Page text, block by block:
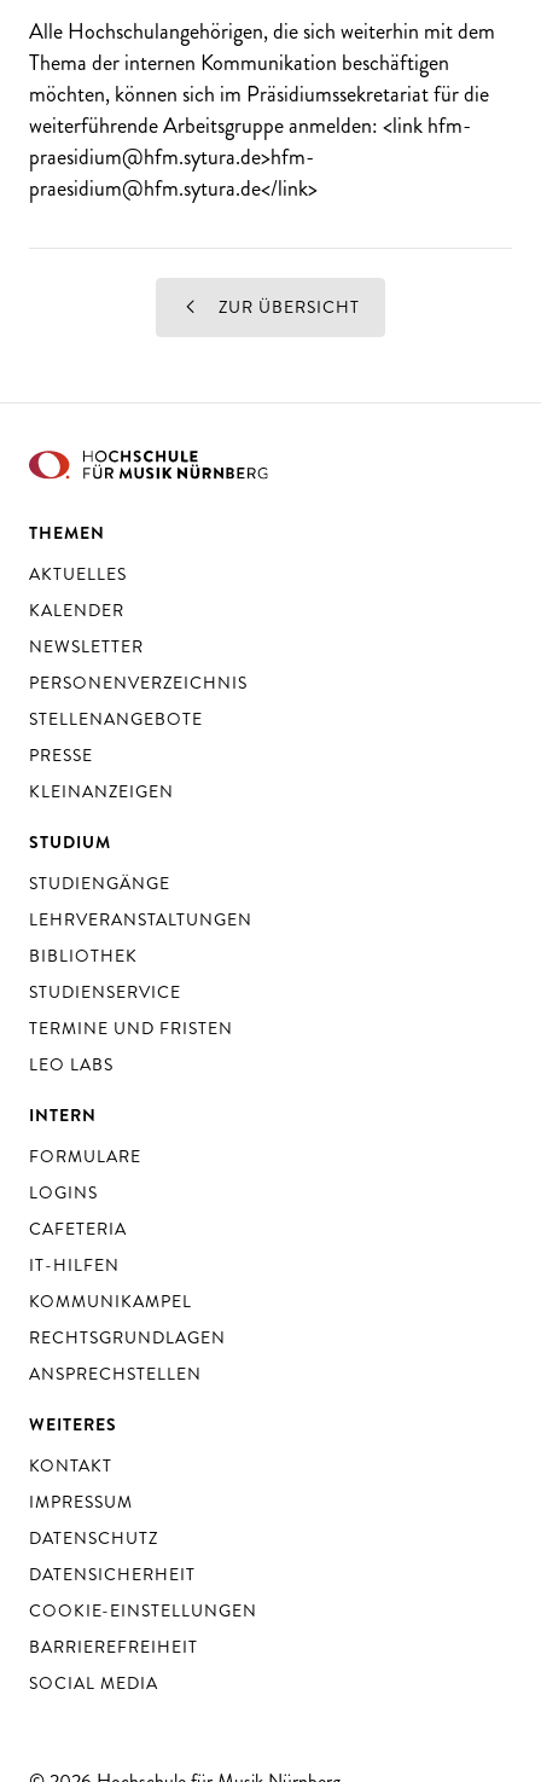
Alle Hochschulangehörigen, die sich weiterhin mit dem
Thema der internen Kommunikation beschäftigen
möchten, können sich im Präsidiumssekretariat für die
weiterführende Arbeitsgruppe anmelden: <link hfm-
praesidium@hfm.sytura.de>hfm-
praesidium@hfm.sytura.de</link>
ZUR ÜBERSICHT
THEMEN
AKTUELLES
KALENDER
NEWSLETTER
PERSONENVERZEICHNIS
STELLENANGEBOTE
PRESSE
KLEINANZEIGEN
STUDIUM
STUDIENGÄNGE
LEHRVERANSTALTUNGEN
BIBLIOTHEK
STUDIENSERVICE
TERMINE UND FRISTEN
LEO LABS
INTERN
FORMULARE
LOGINS
CAFETERIA
IT-HILFEN
KOMMUNIKAMPEL
RECHTSGRUNDLAGEN
ANSPRECHSTELLEN
WEITERES
KONTAKT
IMPRESSUM
DATENSCHUTZ
DATENSICHERHEIT
COOKIE-EINSTELLUNGEN
BARRIEREFREIHEIT
SOCIAL MEDIA